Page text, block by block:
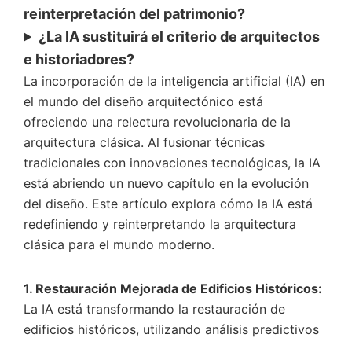
reinterpretación del patrimonio?
¿La IA sustituirá el criterio de arquitectos
e historiadores?
La incorporación de la inteligencia artificial (IA) en
el mundo del diseño arquitectónico está
ofreciendo una relectura revolucionaria de la
arquitectura clásica. Al fusionar técnicas
tradicionales con innovaciones tecnológicas, la IA
está abriendo un nuevo capítulo en la evolución
del diseño. Este artículo explora cómo la IA está
redefiniendo y reinterpretando la arquitectura
clásica para el mundo moderno.
1. Restauración Mejorada de Edificios Históricos:
La IA está transformando la restauración de
edificios históricos, utilizando análisis predictivos